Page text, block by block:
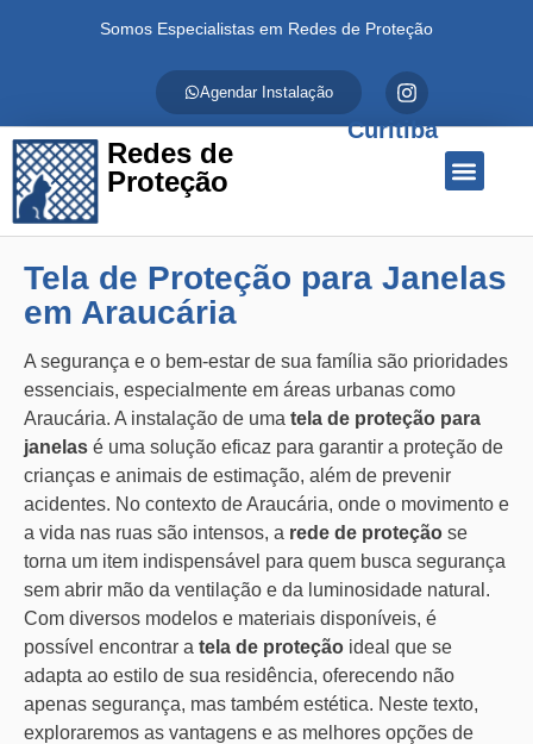
Somos Especialistas em Redes de Proteção
Agendar Instalação
Redes de
Proteção
Curitiba
Tela de Proteção para Janelas
em Araucária
A segurança e o bem-estar de sua família são prioridades
essenciais, especialmente em áreas urbanas como
Araucária. A instalação de uma tela de proteção para
janelas é uma solução eficaz para garantir a proteção de
crianças e animais de estimação, além de prevenir
acidentes. No contexto de Araucária, onde o movimento e
a vida nas ruas são intensos, a rede de proteção se
torna um item indispensável para quem busca segurança
sem abrir mão da ventilação e da luminosidade natural.
Com diversos modelos e materiais disponíveis, é
possível encontrar a tela de proteção ideal que se
adapta ao estilo de sua residência, oferecendo não
apenas segurança, mas também estética. Neste texto,
exploraremos as vantagens e as melhores opções de